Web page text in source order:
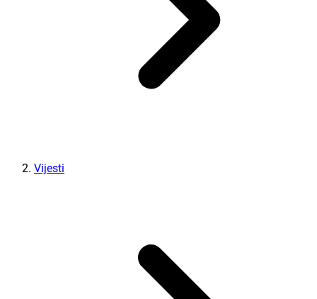
Vijesti